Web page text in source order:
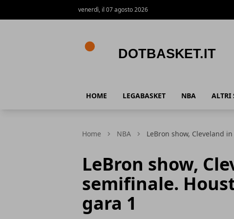
venerdì, il 07 agosto 2026
HOME LEGABASKET NBA ALTRI
Home NBA LeBron show, Cleveland
LeBron show,
semifinale.
gara 1